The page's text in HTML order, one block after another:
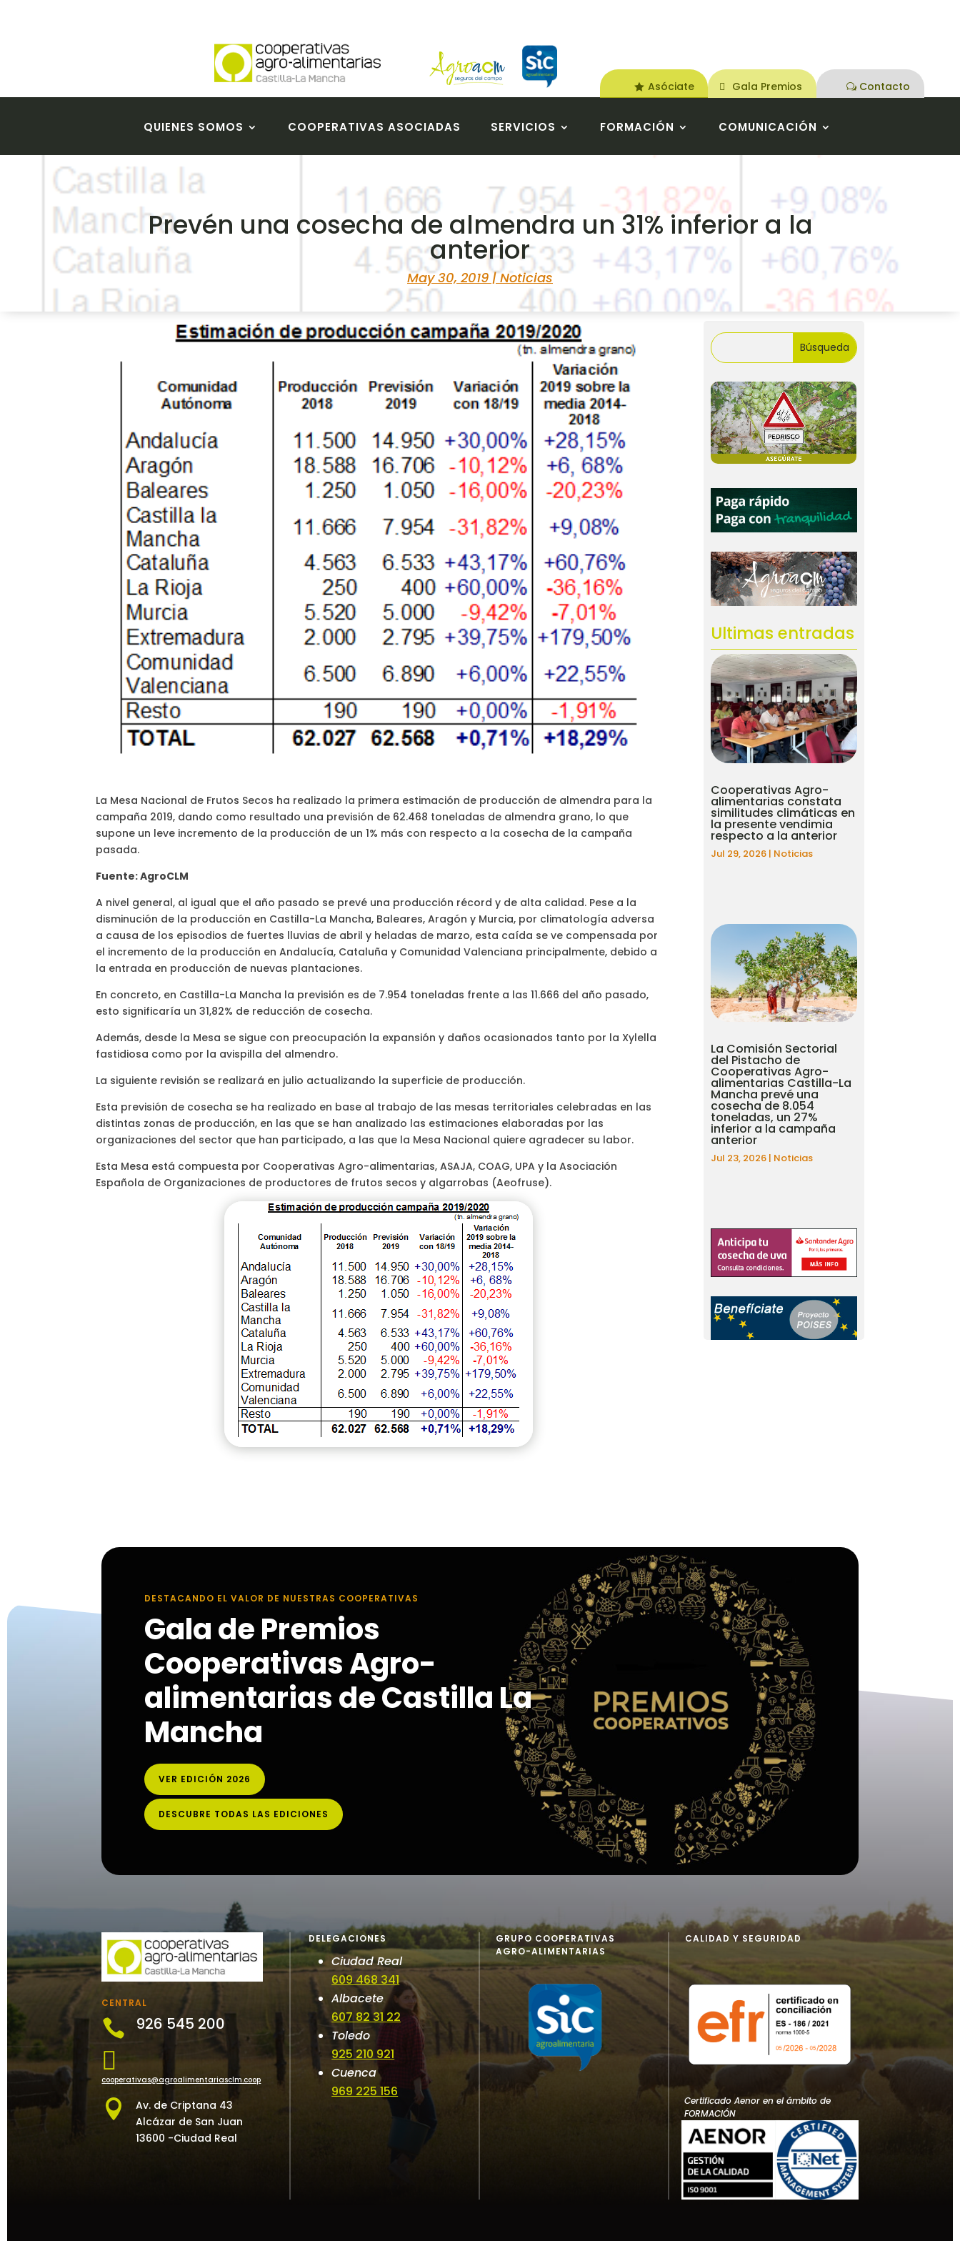
Asóciate Gala Premios Contacto
QUIENES SOMOS COOPERATIVAS ASOCIADAS SERVICIOS FORMACIÓN COMUNICACIÓN
Prevén una cosecha de almendra un 31% inferior a la
anterior
May 30, 2019 |Noticias
La Mesa Nacional de Frutos Secos ha realizado la primera estimación de producción de almendra para la
campaña 2019, dando como resultado una previsión de 62.468 toneladas de almendra grano, lo que
supone un leve incremento de la producción de un 1% más con respecto a la cosecha de la campaña
pasada.
Fuente: AgroCLM
A nivel general, al igual que el año pasado se prevé una producción récord y de alta calidad. Pese a la
disminución de la producción en Castilla-La Mancha, Baleares, Aragón y Murcia, por climatología adversa
a causa de los episodios de fuertes lluvias de abril y heladas de marzo, esta caída se ve compensada por
el incremento de la producción en Andalucía, Cataluña y Comunidad Valenciana principalmente, debido a
la entrada en producción de nuevas plantaciones.
En concreto, en Castilla-La Mancha la previsión es de 7.954 toneladas frente a las 11.666 del año pasado,
esto significaría un 31,82% de reducción de cosecha.
Además, desde la Mesa se sigue con preocupación la expansión y daños ocasionados tanto por la Xylella
fastidiosa como por la avispilla del almendro.
La siguiente revisión se realizará en julio actualizando la superficie de producción.
Esta previsión de cosecha se ha realizado en base al trabajo de las mesas territoriales celebradas en las
distintas zonas de producción, en las que se han analizado las estimaciones elaboradas por las
organizaciones del sector que han participado, a las que la Mesa Nacional quiere agradecer su labor.
Esta Mesa está compuesta por Cooperativas Agro-alimentarias, ASAJA, COAG, UPA y la Asociación
Española de Organizaciones de productores de frutos secos y algarrobas (Aeofruse).
Ultimas entradas
Cooperativas Agro-
alimentarias constata
similitudes climáticas en
la presente vendimia
respecto a la anterior
Jul 29, 2026 | Noticias
La Comisión Sectorial
del Pistacho de
Cooperativas Agro-
alimentarias Castilla-La
Mancha prevé una
cosecha de 8.054
toneladas, un 27%
inferior a la campaña
anterior
Jul 23, 2026 | Noticias
DESTACANDO EL VALOR DE NUESTRAS COOPERATIVAS
Gala de Premios
Cooperativas Agro-
alimentarias de Castilla La
Mancha
VER EDICIÓN 2026
DESCUBRE TODAS LAS EDICIONES
CENTRAL
 926 545 200

cooperativas@agroalimentariasclm.coop

Av. de Criptana 43
Alcázar de San Juan
13600 -Ciudad Real
DELEGACIONES
Ciudad Real
609 468 341
Albacete
607 82 31 22
Toledo
925 210 921
Cuenca
969 225 156
GRUPO COOPERATIVAS
AGRO-ALIMENTARIAS
CALIDAD Y SEGURIDAD
Certificado Aenor en el ámbito de
FORMACIÓN